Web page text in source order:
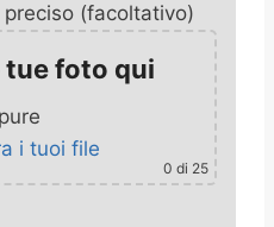
(facoltativo)
tue foto qui
i tuoi file
0 di 25